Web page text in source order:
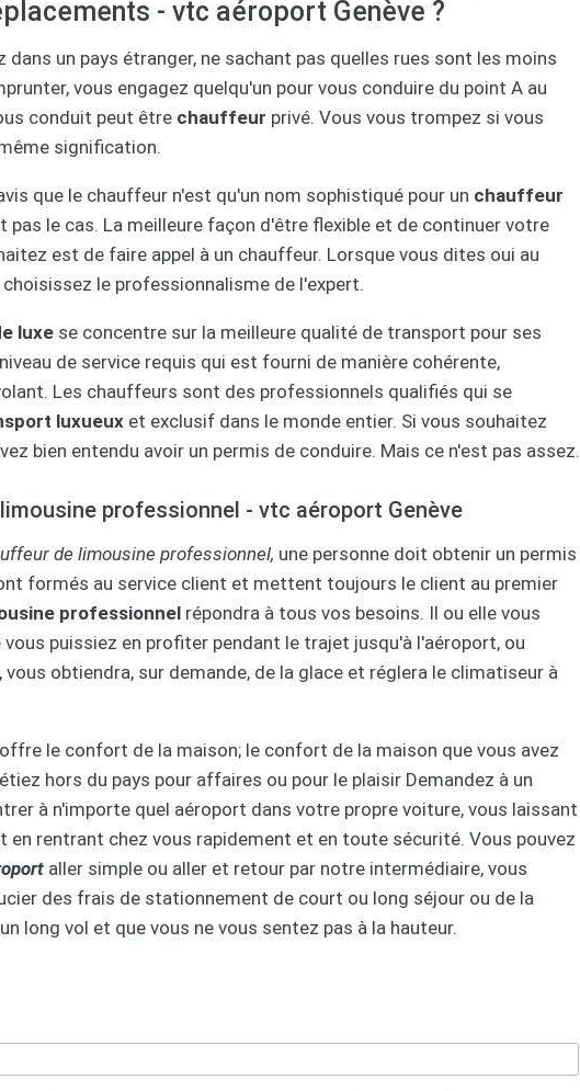
- vtc aéroport Genève ?
dans un pays étranger, ne sachant pas quelles rues sont les moins
vous engagez quelqu'un pour vous conduire du point A au
conduit peut être chauffeur privé. Vous vous trompez si vous
signification.
que le chauffeur n'est qu'un nom sophistiqué pour un chauffeur
pas le cas. La meilleure façon d'être flexible et de continuer votre
est de faire appel à un chauffeur. Lorsque vous dites oui au
le professionnalisme de l'expert.
luxe se concentre sur la meilleure qualité de transport pour ses
de service requis qui est fourni de manière cohérente,
Les chauffeurs sont des professionnels qualifiés qui se
luxueux et exclusif dans le monde entier. Si vous souhaitez
bien entendu avoir un permis de conduire. Mais ce n'est pas assez.
professionnel - vtc aéroport Genève
de limousine professionnel, une personne doit obtenir un permis
formés au service client et mettent toujours le client au premier
professionnel répondra à tous vos besoins. Il ou elle vous
puissiez en profiter pendant le trajet jusqu'à l'aéroport, ou
obtiendra, sur demande, de la glace et réglera le climatiseur à
le confort de la maison; le confort de la maison que vous avez
hors du pays pour affaires ou pour le plaisir Demandez à un
à n'importe quel aéroport dans votre propre voiture, vous laissant
en rentrant chez vous rapidement et en toute sécurité. Vous pouvez
aller simple ou aller et retour par notre intermédiaire, vous
des frais de stationnement de court ou long séjour ou de la
long vol et que vous ne vous sentez pas à la hauteur.